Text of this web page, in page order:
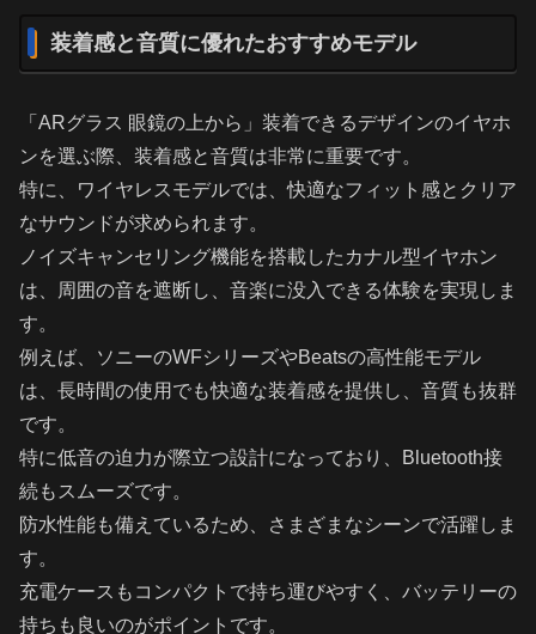
装着感と音質に優れたおすすめモデル
「ARグラス 眼鏡の上から」装着できるデザインのイヤホ
ンを選ぶ際、装着感と音質は非常に重要です。
特に、ワイヤレスモデルでは、快適なフィット感とクリア
なサウンドが求められます。
ノイズキャンセリング機能を搭載したカナル型イヤホン
は、周囲の音を遮断し、音楽に没入できる体験を実現しま
す。
例えば、ソニーのWFシリーズやBeatsの高性能モデル
は、長時間の使用でも快適な装着感を提供し、音質も抜群
です。
特に低音の迫力が際立つ設計になっており、Bluetooth接
続もスムーズです。
防水性能も備えているため、さまざまなシーンで活躍しま
す。
充電ケースもコンパクトで持ち運びやすく、バッテリーの
持ちも良いのがポイントです。